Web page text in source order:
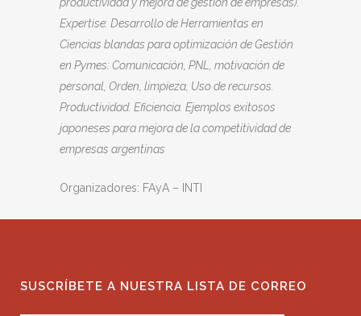
productividad y mejora de gestión de empresas).
Expertise: Desarrollo de Herramientas en
Ciencias blandas para optimización de Gestión
en Pymes: Comunicación, PNL, motivación de
personal, Orden, limpieza, Uso de recursos.
Productividad. Eficiencia. Ejemplos exitosos
japoneses para mejora de la competitividad de
empresas argentinas
Organizadores: FAyA – INTI
SUSCRÍBETE A NUESTRA LISTA DE CORREO